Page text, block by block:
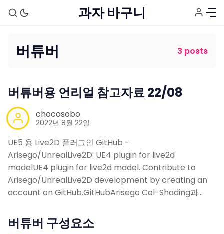
태그
과자 바구니
버튜버 3 posts
버튜버용 언리얼 참고자료 22/08
chocosobo
2022년 8월 22일
UE5 용 Live2D 플러그인 GitHub -
Arisego/UnrealLive2D: UE4 plugin for live2d
modelUE4 plugin for live2d model. Contribute to
Arisego/UnrealLive2D development by creating an
account on GitHub.GitHubArisego Cel-Shading과…
버튜버 구성요소